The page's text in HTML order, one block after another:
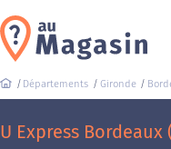
Départements Gironde
U Express Bordeaux